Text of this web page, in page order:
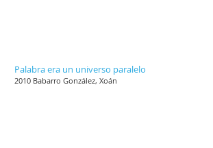
Palabra era un universo paralelo
2010 Babarro González, Xoán